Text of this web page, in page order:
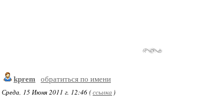
kprem обратиться по имени
Среда, 15 Июня 2011 г. 12:46 (ссылка )